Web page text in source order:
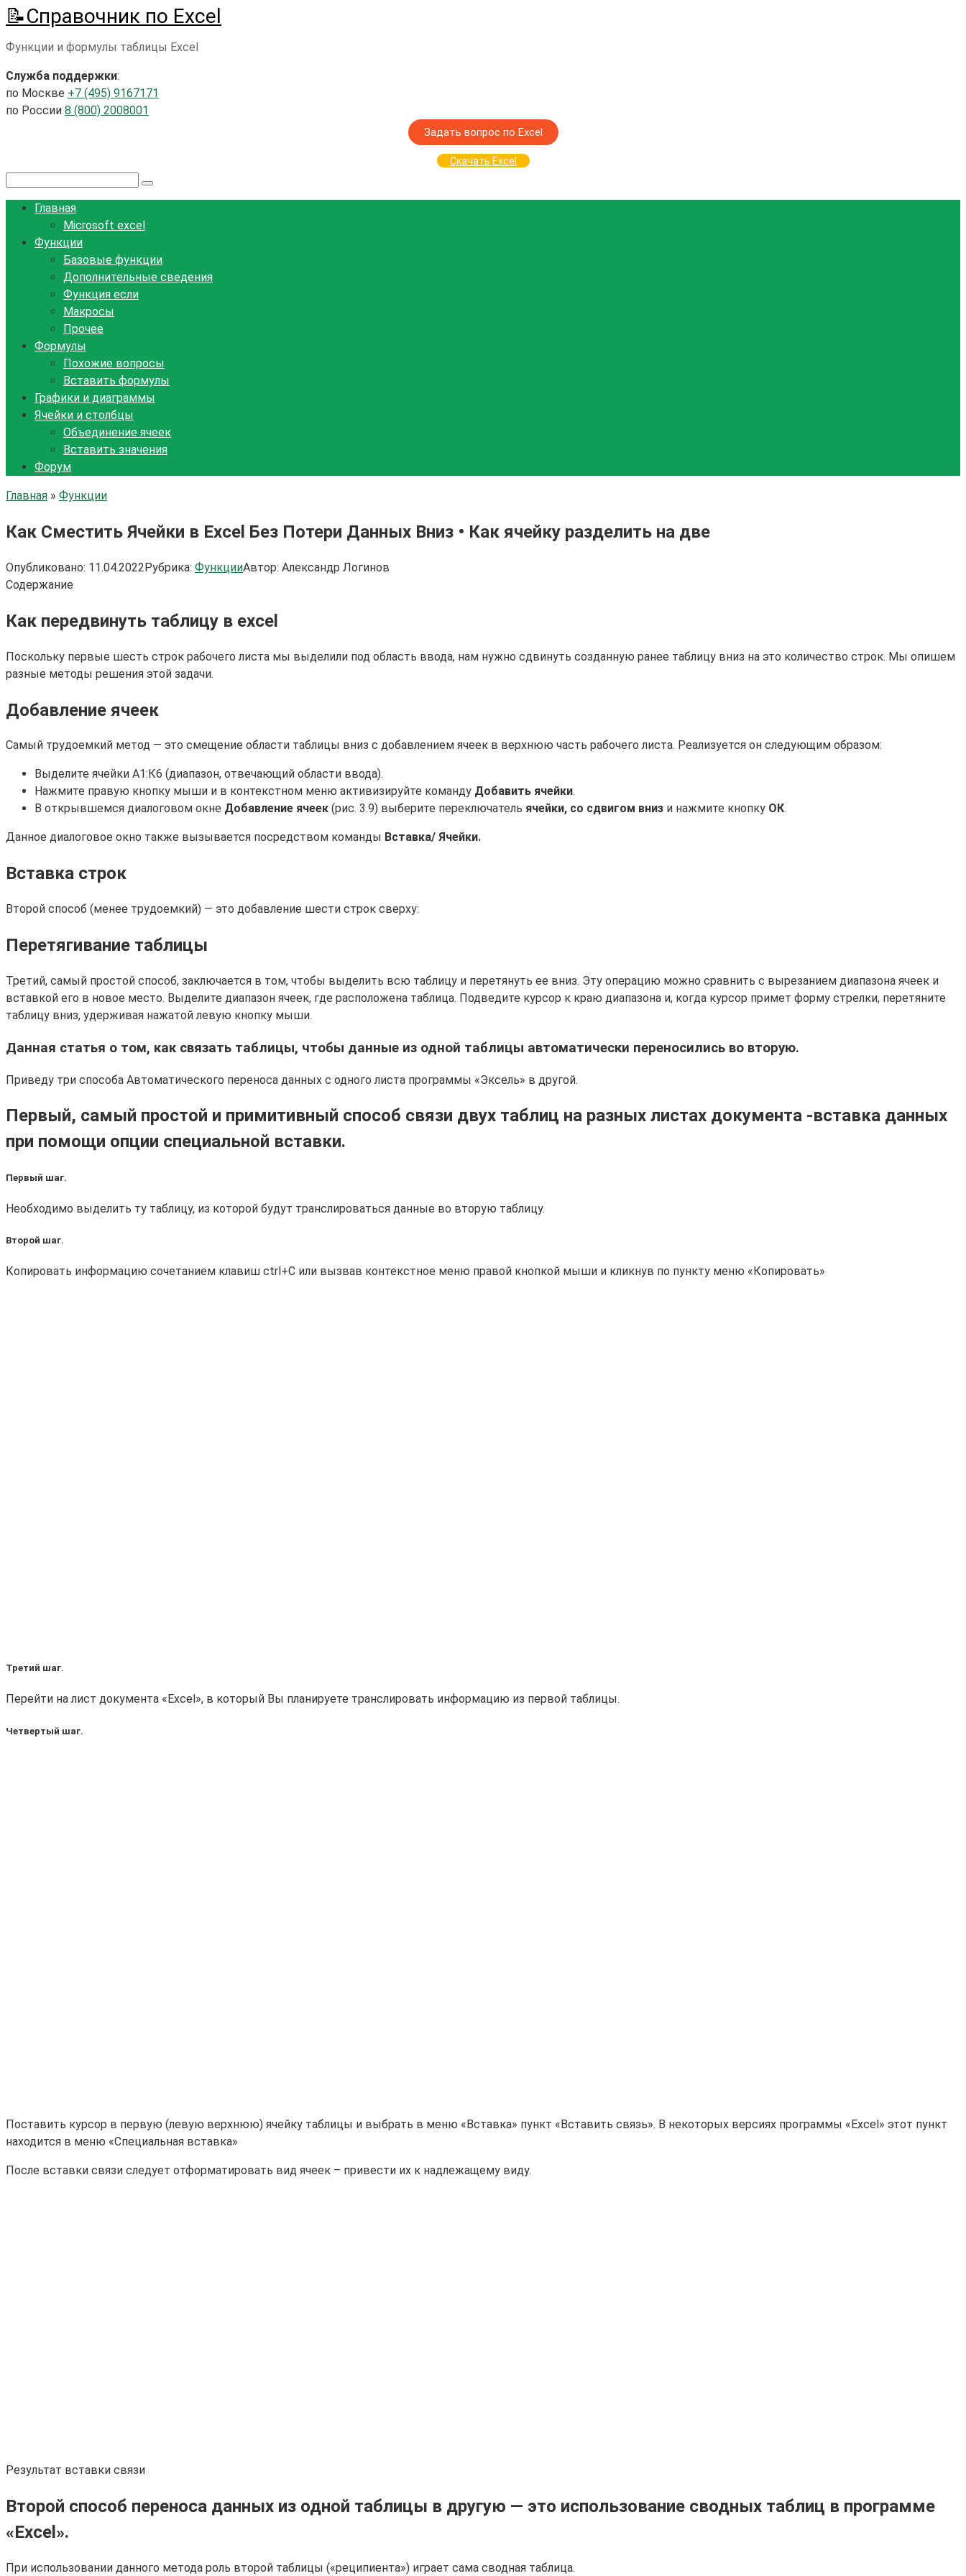
Перейти
к
контенту
📝Справочник по Excel
Функции и формулы таблицы Excel
Служба поддержки:
по Москве +7 (495) 9167171
по России 8 (800) 2008001
Задать вопрос по Excel
Скачать Excel
Главная
Microsoft excel
Функции
Базовые функции
Дополнительные сведения
Функция если
Макросы
Прочее
Формулы
Похожие вопросы
Вставить формулы
Графики и диаграммы
Ячейки и столбцы
Объединение ячеек
Вставить значения
Форум
Главная » Функции
Как Сместить Ячейки в Excel Без Потери Данных Вниз • Как ячейку разделить на две
Опубликовано: 11.04.2022Рубрика: ФункцииАвтор: Александр Логинов
Содержание
Как передвинуть таблицу в excel
Поскольку первые шесть строк рабочего листа мы выделили под область ввода, нам нужно сдвинуть созданную ранее таблицу вниз на это количество строк. Мы опишем
разные методы решения этой задачи.
Добавление ячеек
Самый трудоемкий метод — это смещение области таблицы вниз с добавлением ячеек в верхнюю часть рабочего листа. Реализуется он следующим образом:
Выделите ячейки А1:К6 (диапазон, отвечающий области ввода).
Нажмите правую кнопку мыши и в контекстном меню активизируйте команду Добавить ячейки.
В открывшемся диалоговом окне Добавление ячеек (рис. 3.9) выберите переключатель ячейки, со сдвигом вниз и нажмите кнопку ОК.
Данное диалоговое окно также вызывается посредством команды Вставка/ Ячейки.
Вставка строк
Второй способ (менее трудоемкий) — это добавление шести строк сверху:
Перетягивание таблицы
Третий, самый простой способ, заключается в том, чтобы выделить всю таблицу и перетянуть ее вниз. Эту операцию можно сравнить с вырезанием диапазона ячеек и
вставкой его в новое место. Выделите диапазон ячеек, где расположена таблица. Подведите курсор к краю диапазона и, когда курсор примет форму стрелки, перетяните
таблицу вниз, удерживая нажатой левую кнопку мыши.
Данная статья о том, как связать таблицы, чтобы данные из одной таблицы автоматически переносились во вторую.
Приведу три способа Автоматического переноса данных с одного листа программы «Эксель» в другой.
Первый, самый простой и примитивный способ связи двух таблиц на разных листах документа -вставка данных
при помощи опции специальной вставки.
Первый шаг.
Необходимо выделить ту таблицу, из которой будут транслироваться данные во вторую таблицу.
Второй шаг.
Копировать информацию сочетанием клавиш ctrl+C или вызвав контекстное меню правой кнопкой мыши и кликнув по пункту меню «Копировать»
Третий шаг.
Перейти на лист документа «Excel», в который Вы планируете транслировать информацию из первой таблицы.
Четвертый шаг.
Поставить курсор в первую (левую верхнюю) ячейку таблицы и выбрать в меню «Вставка» пункт «Вставить связь». В некоторых версиях программы «Excel» этот пункт
находится в меню «Специальная вставка»
После вставки связи следует отформатировать вид ячеек – привести их к надлежащему виду.
Результат вставки связи
Второй способ переноса данных из одной таблицы в другую — это использование сводных таблиц в программе
«Excel».
При использовании данного метода роль второй таблицы («реципиента») играет сама сводная таблица.